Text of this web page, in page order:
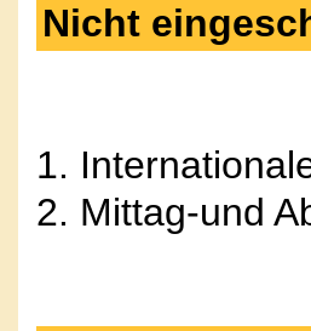
Nicht
1.
2. Mittag-und